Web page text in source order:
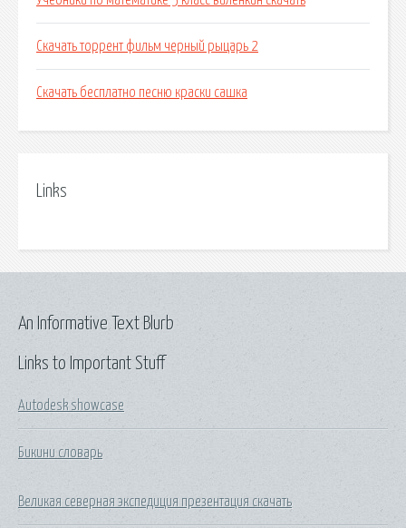
Скачать торрент фильм черный рыцарь 2
Скачать бесплатно песню краски сашка
Links
Links to Important Stuff
Autodesk showcase
Бикини словарь
Великая северная экспедиция презентация скачать
An Informative Text Blurb